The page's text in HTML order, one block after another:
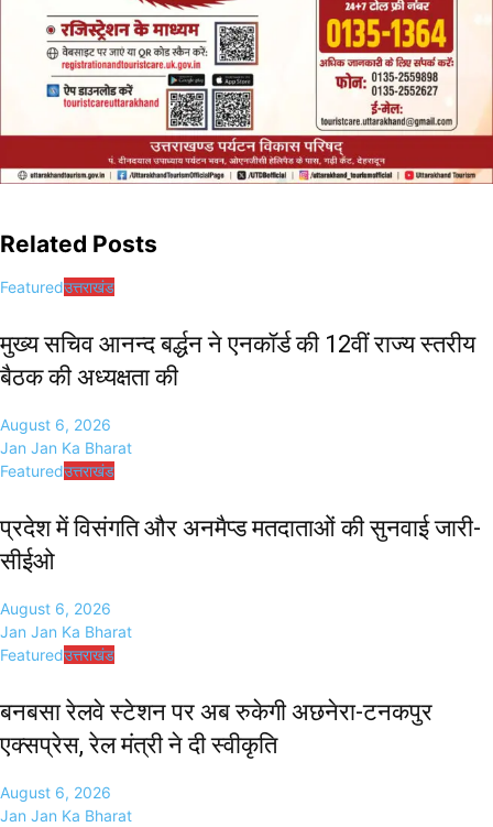
Related Posts
Featuredउत्तराखंड
मुख्य सचिव आनन्द बर्द्धन ने एनकॉर्ड की 12वीं राज्य स्तरीय
बैठक की अध्यक्षता की
August 6, 2026
Jan Jan Ka Bharat
Featuredउत्तराखंड
प्रदेश में विसंगति और अनमैप्ड मतदाताओं की सुनवाई जारी-
सीईओ
August 6, 2026
Jan Jan Ka Bharat
Featuredउत्तराखंड
बनबसा रेलवे स्टेशन पर अब रुकेगी अछनेरा-टनकपुर
एक्सप्रेस, रेल मंत्री ने दी स्वीकृति
August 6, 2026
Jan Jan Ka Bharat